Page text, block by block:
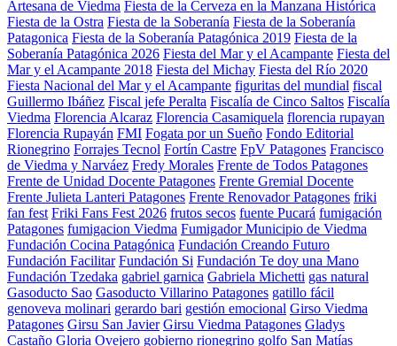
Artesana de Viedma Fiesta de la Cerveza en la Manzana Histórica
Fiesta de la Ostra Fiesta de la Soberanía Fiesta de la Soberanía
Patagonica Fiesta de la Soberanía Patagónica 2019 Fiesta de la
Soberanía Patagónica 2026 Fiesta del Mar y el Acampante Fiesta del
Mar y el Acampante 2018 Fiesta del Michay Fiesta del Río 2020
Fiesta Nacional del Mar y el Acampante figuritas del mundial fiscal
Guillermo Ibáñez Fiscal jefe Peralta Fiscalía de Cinco Saltos Fiscalía
Viedma Florencia Alcaraz Florencia Casamiquela florencia rupayan
Florencia Rupayán FMI Fogata por un Sueño Fondo Editorial
Rionegrino Forrajes Tecnol Fortín Castre FpV Patagones Francisco
de Viedma y Narváez Fredy Morales Frente de Todos Patagones
Frente de Unidad Docente Patagones Frente Gremial Docente
Frente Julieta Lanteri Patagones Frente Renovador Patagones friki
fan fest Friki Fans Fest 2026 frutos secos fuente Pucará fumigación
Patagones fumigacion Viedma Fumigador Municipio de Viedma
Fundación Cocina Patagónica Fundación Creando Futuro
Fundación Facilitar Fundación Si Fundación Te doy una Mano
Fundación Tzedaka gabriel garnica Gabriela Michetti gas natural
Gasoducto Sao Gasoducto Villarino Patagones gatillo fácil
genoveva molinari gerardo bari gestión emocional Girso Viedma
Patagones Girsu San Javier Girsu Viedma Patagones Gladys
Castaño Gloria Ovejero gobierno rionegrino golfo San Matías